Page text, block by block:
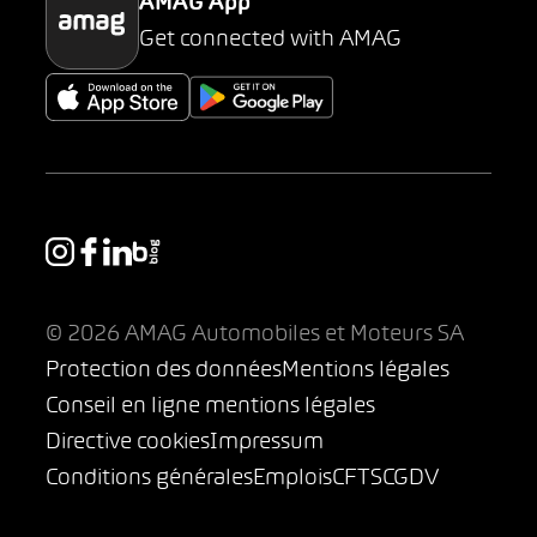
AMAG App
Get connected with AMAG
© 2026 AMAG Automobiles et Moteurs SA
Protection des donnéesMentions légales
Conseil en ligne mentions légales
Directive cookiesImpressum
Conditions généralesEmploisCFTSCGDV